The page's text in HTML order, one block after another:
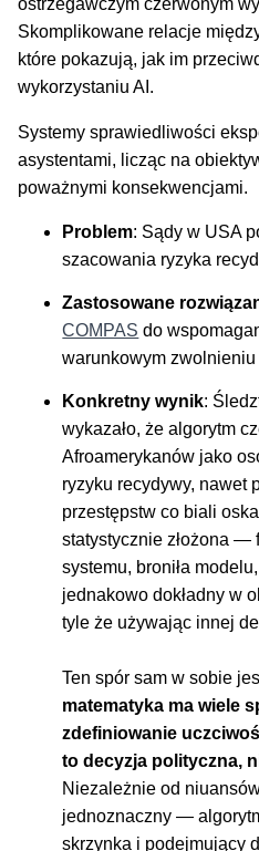
Skomplikowane relacje
które pokazują, jak im
wykorzystaniu AI.
Systemy sprawiedliwości
asystentami, licząc na
poważnymi konsekwencjami.
Problem: Sądy w USA
szacowania ryzyka
Zastosowane
COMPAS do
warunkowym
Konkretny wynik:
wykazało, że algorytm
Afroamerykanów jako
ryzyku recydywy, nawet
przestępstw co biali
statystycznie złożona —
systemu, broniła
jednakowo dokładny w
tyle że używając innej
Ten spór sam w sobie
matematyka ma wiele
zdefiniowanie
to decyzja polityczna,
Niezależnie od
jednoznaczny —
skrzynka i podejmujący